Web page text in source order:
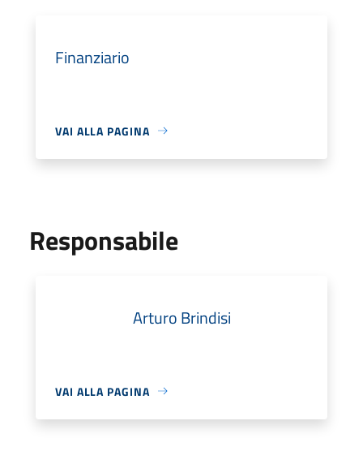
Finanziario
VAI ALLA PAGINA
Responsabile
Arturo Brindisi
VAI ALLA PAGINA